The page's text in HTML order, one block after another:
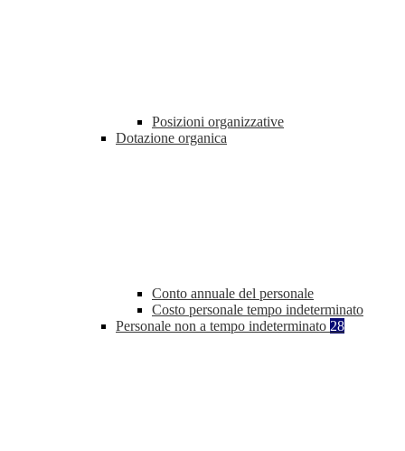
Posizioni organizzative
Dotazione organica
Conto annuale del personale
Costo personale tempo indeterminato
Personale non a tempo indeterminato 28